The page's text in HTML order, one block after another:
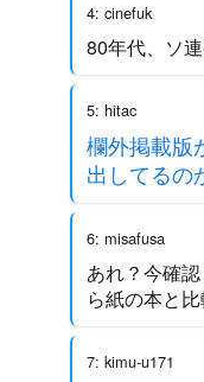
4: cinefuk
80年代、ソ
5: hitac
欄外掲載版
出してるの
6: misafusa
あれ？今確
ら紙の本と比
7: kimu-u171